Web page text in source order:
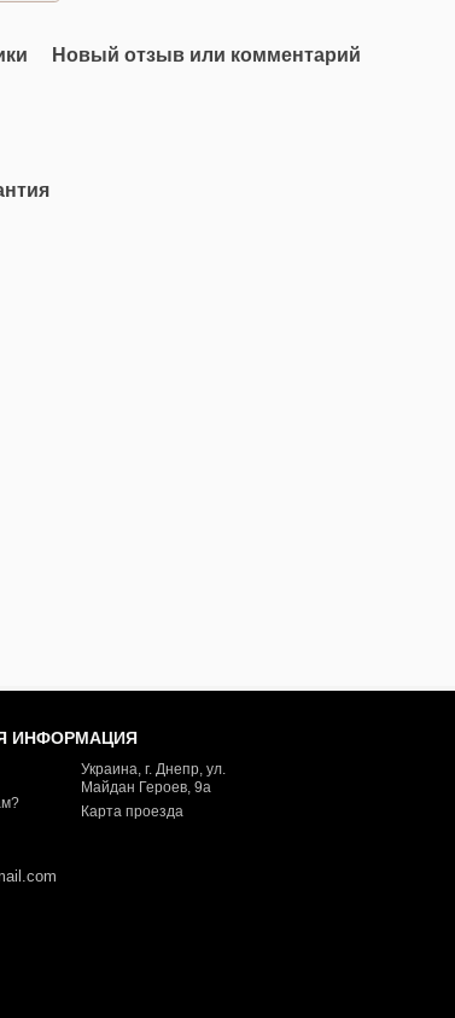
Новый отзыв или комментарий
ИНФОРМАЦИЯ
Украина, г. Днепр, ул.
Майдан Героев, 9а
Карта проезда